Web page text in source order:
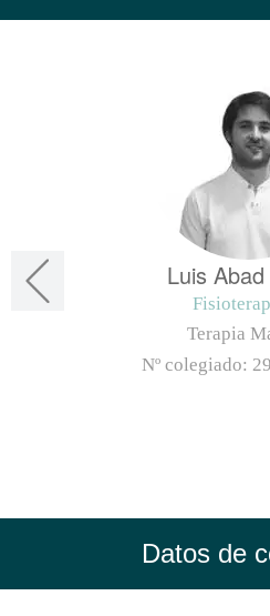
Luis
Terapia
Nº colegiado:
Datos de